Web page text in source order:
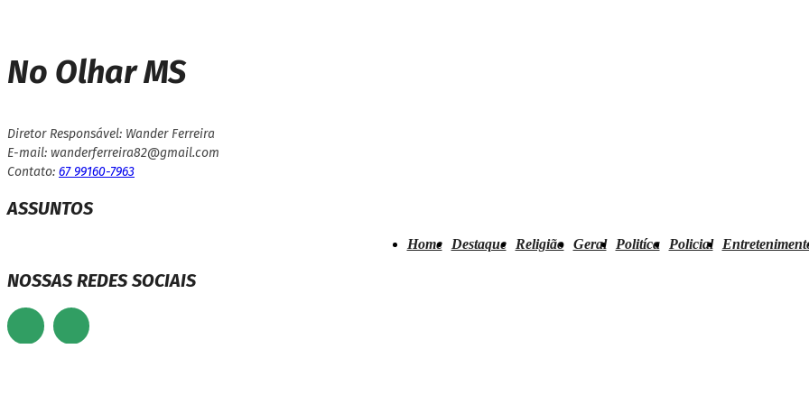
No Olhar MS
Diretor Responsável: Wander Ferreira
E-mail: wanderferreira82@gmail.com
Contato: 67 99160-7963
ASSUNTOS
Home Destaque Religião Geral Politíca Policial
NOSSAS REDES SOCIAIS